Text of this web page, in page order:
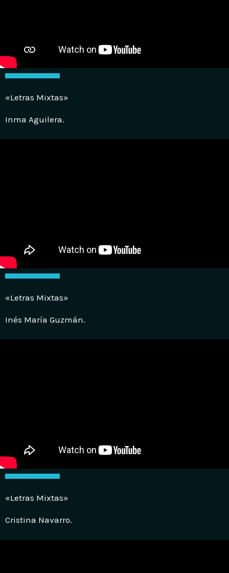
«Letras Mixtas»
Inma Aguilera.
«Letras Mixtas»
Inés María Guzmán.
«Letras Mixtas»
Cristina Navarro.